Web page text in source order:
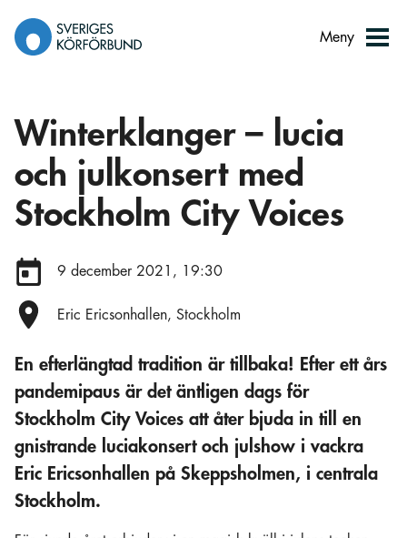
innehåll
Meny
Winterklanger – lucia
och julkonsert med
Stockholm City Voices
Datum:
9 december 2021, 19:30
Plats:
Eric Ericsonhallen, Stockholm
En efterlängtad tradition är tillbaka! Efter ett års
pandemipaus är det äntligen dags för
Stockholm City Voices att åter bjuda in till en
gnistrande luciakonsert och julshow i vackra
Eric Ericsonhallen på Skeppsholmen, i centrala
Stockholm.